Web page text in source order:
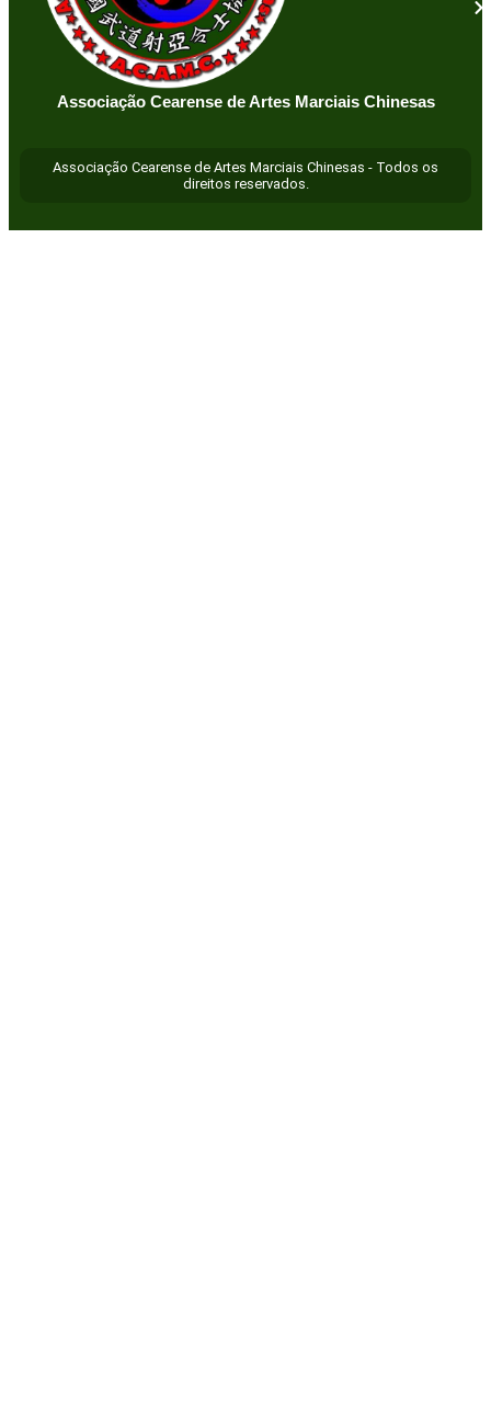
Associação Cearense de Artes Marciais Chinesas
Associação Cearense de Artes Marciais Chinesas - Todos os
direitos reservados.